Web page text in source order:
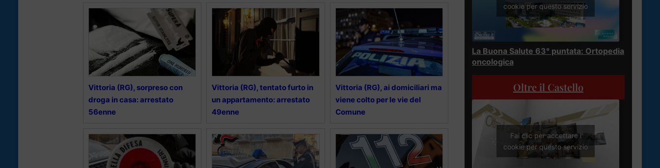
Vittoria (RG), sorpreso con
droga in casa: arrestato
56enne
Vittoria (RG), tentato furto in
un appartamento: arrestato
49enne
Vittoria (RG), ai domiciliari ma
viene colto per le vie del
Comune
cookie per questo servizio
La Buona Salute 63° puntata: Ortopedia
oncologica
Oltre il Castello
Fai clic per accettare i
cookie per questo servizio